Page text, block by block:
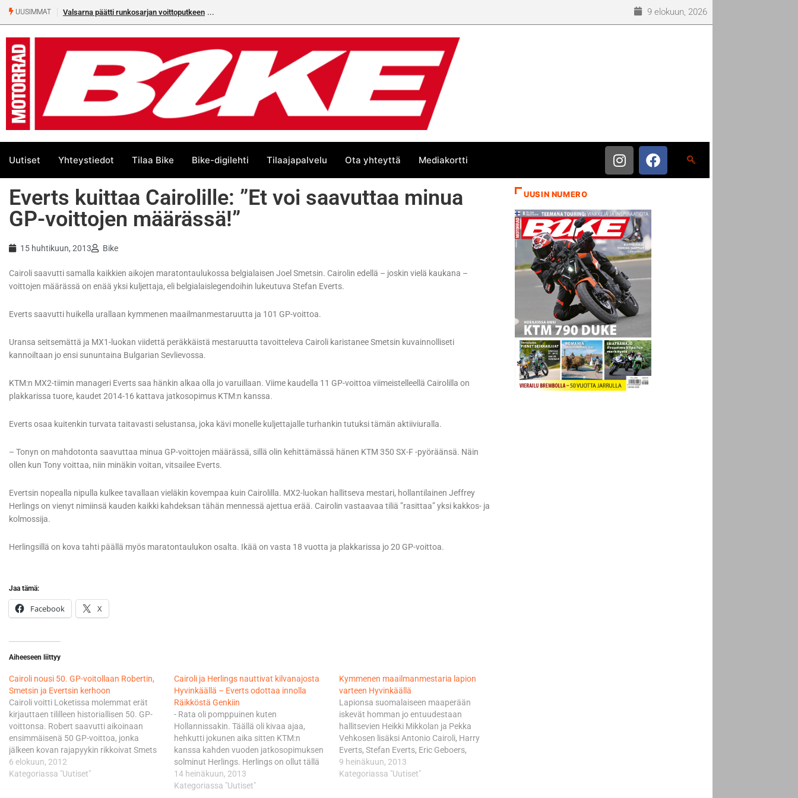
UUSIMMAT Valsarna päätti runkosarjan voittoputkeen 9 elokuun, 2026
Uutiset Yhteystiedot Tilaa Bike Bike-digilehti Tilaajapalvelu Ota yhteyttä Mediakortti
Everts kuittaa Cairolille: ”Et voi saavuttaa minua
GP-voittojen määrässä!”
15 huhtikuun, 2013 Bike
Cairoli saavutti samalla kaikkien aikojen maratontaulukossa belgialaisen Joel Smetsin. Cairolin edellä – joskin vielä kaukana –
voittojen määrässä on enää yksi kuljettaja, eli belgialaislegendoihin lukeutuva Stefan Everts.
Everts saavutti huikella urallaan kymmenen maailmanmestaruutta ja 101 GP-voittoa.
Uransa seitsemättä ja MX1-luokan viidettä peräkkäistä mestaruutta tavoitteleva Cairoli karistanee Smetsin kuvainnolliseti
kannoiltaan jo ensi sununtaina Bulgarian Sevlievossa.
KTM:n MX2-tiimin manageri Everts saa hänkin alkaa olla jo varuillaan. Viime kaudella 11 GP-voittoa viimeistelleellä Cairolilla on
plakkarissa tuore, kaudet 2014-16 kattava jatkosopimus KTM:n kanssa.
Everts osaa kuitenkin turvata taitavasti selustansa, joka kävi monelle kuljettajalle turhankin tutuksi tämän aktiiviuralla.
– Tonyn on mahdotonta saavuttaa minua GP-voittojen määrässä, sillä olin kehittämässä hänen KTM 350 SX-F -pyöräänsä. Näin
ollen kun Tony voittaa, niin minäkin voitan, vitsailee Everts.
Evertsin nopealla nipulla kulkee tavallaan vieläkin kovempaa kuin Cairolilla. MX2-luokan hallitseva mestari, hollantilainen Jeffrey
Herlings on vienyt nimiinsä kauden kaikki kahdeksan tähän mennessä ajettua erää. Cairolin vastaavaa tiliä ”rasittaa” yksi kakkos- ja
kolmossija.
Herlingsillä on kova tahti päällä myös maratontaulukon osalta. Ikää on vasta 18 vuotta ja plakkarissa jo 20 GP-voittoa.
Jaa tämä:
Facebook X
Aiheeseen liittyy
Cairoli nousi 50. GP-voitollaan Robertin,
Smetsin ja Evertsin kerhoon
Cairoli voitti Loketissa molemmat erät
kirjauttaen tililleen historiallisen 50. GP-
voittonsa. Robert saavutti aikoinaan
ensimmäisenä 50 GP-voittoa, jonka
jälkeen kovan rajapyykin rikkoivat Smets
ja kohinalla tässäkin mielessä omille
teilleen karauttanut lajin kaikkien aikojen
6 elokuun, 2012
Kategoriassa "Uutiset"
Cairoli ja Herlings nauttivat kilvanajosta
Hyvinkäällä – Everts odottaa innolla
Räikköstä Genkiin
- Rata oli pomppuinen kuten
Hollannissakin. Täällä oli kivaa ajaa,
hehkutti jokunen aika sitten KTM:n
kanssa kahden vuoden jatkosopimuksen
solminut Herlings. Herlings on ollut tällä
kaudella täysin omaa luokkaansa ja
ylivoimaisuudessa jopa Cairolia edellä.
14 heinäkuun, 2013
Kategoriassa "Uutiset"
Kymmenen maailmanmestaria lapion
varteen Hyvinkäällä
Lapionsa suomalaiseen maaperään
iskevät homman jo entuudestaan
hallitsevien Heikki Mikkolan ja Pekka
Vehkosen lisäksi Antonio Cairoli, Harry
Everts, Stefan Everts, Eric Geboers,
Jeffrey Herlings, Heinz Kinigadner, Jacky
Martens sekä Joel Smets. Kyse on
9 heinäkuun, 2013
Kategoriassa "Uutiset"
UUSIN NUMERO